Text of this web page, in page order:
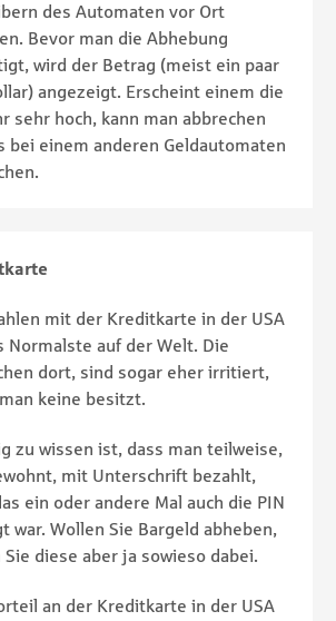
des Automaten vor Ort
Bevor man die Abhebung
wird der Betrag (meist ein paar
angezeigt. Erscheint einem die
sehr hoch, kann man abbrechen
bei einem anderen Geldautomaten
mit der Kreditkarte in der USA
Normalste auf der Welt. Die
dort, sind sogar eher irritiert,
keine besitzt.
zu wissen ist, dass man teilweise,
mit Unterschrift bezahlt,
ein oder andere Mal auch die PIN
war. Wollen Sie Bargeld abheben,
Sie diese aber ja sowieso dabei.
an der Kreditkarte in der USA